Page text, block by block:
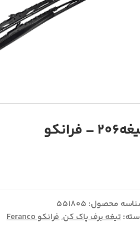
– فرانکو
محصول: 551805
تیغه برف پاک کن,فرانکو Feranco